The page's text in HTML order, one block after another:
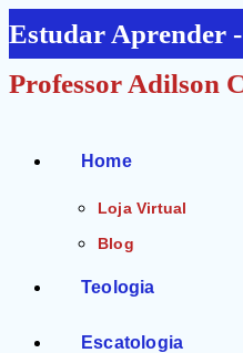
Ir
para
o
Estudar Aprender
Professor Adilson
Home
Loja Virtual
Blog
Teologia
Escatologia